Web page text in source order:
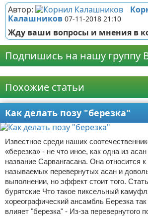
Автор:
Калашников 07-11-2018 21:10
Жду ваши вопросы и мнения в
Подпишись на нашу группу
Похожие статьи
Как делать позу "березка"
Известное среди наших
«березка» - не что иное, как одна из
название Сарвангасана. Она относится к
называемых перевернутых асан и
выполнении, но эффект стоит того.
бурятские Что такое пиксельный
хореографический ансамбль Березка
влияет "березка" - Из-за перевернутого